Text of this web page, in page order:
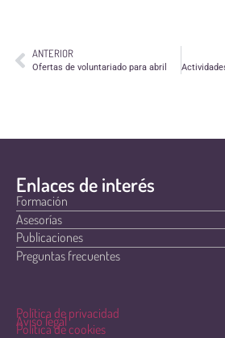
ANTERIOR
Ofertas de voluntariado para abril
Enlaces de interés
Formación
Asesorías
Publicaciones
Preguntas frecuentes
Política de privacidad
Aviso legal
Política de cookies